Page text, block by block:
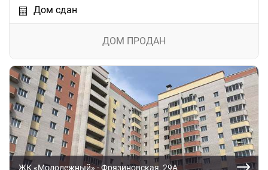
Дом сдан
ДОМ ПРОДАН
ЖК «Молодежный» - Фрязиновская, 29А